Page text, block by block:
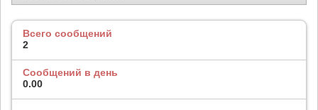
Всего сообщений
2
Сообщений в день
0.00